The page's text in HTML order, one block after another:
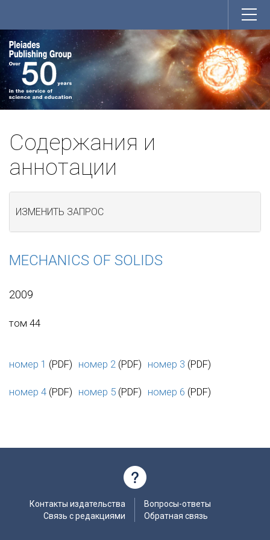
Содержания и
аннотации
ИЗМЕНИТЬ ЗАПРОС
MECHANICS OF SOLIDS
2009
том 44
номер 1 (PDF) номер 2 (PDF) номер 3 (PDF)
номер 4 (PDF) номер 5 (PDF) номер 6 (PDF)
Контакты издательства
Связь с редакциями
Вопросы-ответы
Обратная связь